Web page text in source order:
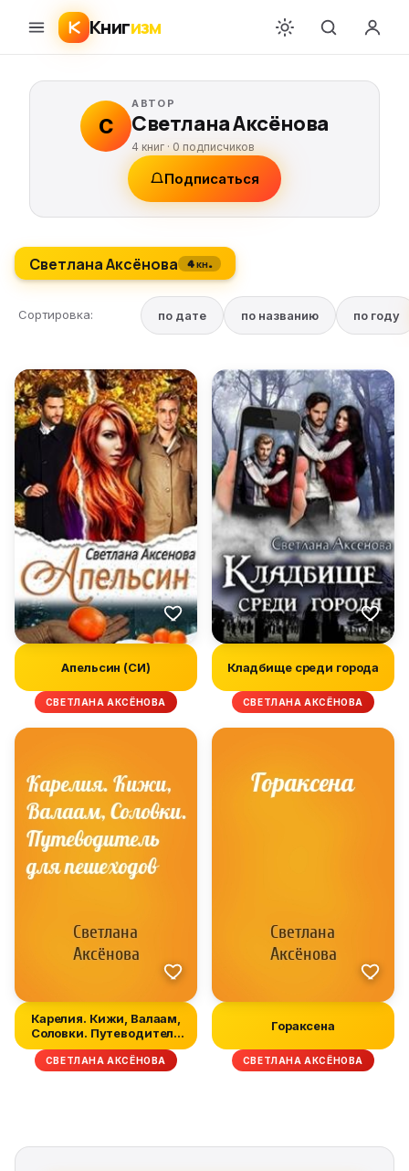
Книгизм
С
АВТОР
Светлана Аксёнова
4 книг · 0 подписчиков
Подписаться
Светлана Аксёнова 4 кн.
Сортировка: по дате по названию по году
Апельсин (СИ)
СВЕТЛАНА АКСЁНОВА
Кладбище среди города
СВЕТЛАНА АКСЁНОВА
Карелия. Кижи, Валаам,
Соловки. Путеводитель
для п...
СВЕТЛАНА АКСЁНОВА
Гораксена
СВЕТЛАНА АКСЁНОВА